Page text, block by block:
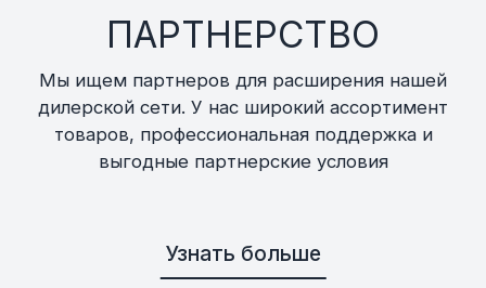
ПАРТНЕРСТВО
Мы ищем партнеров для расширения нашей
дилерской сети. У нас широкий ассортимент
товаров, профессиональная поддержка и
выгодные партнерские условия
Узнать больше